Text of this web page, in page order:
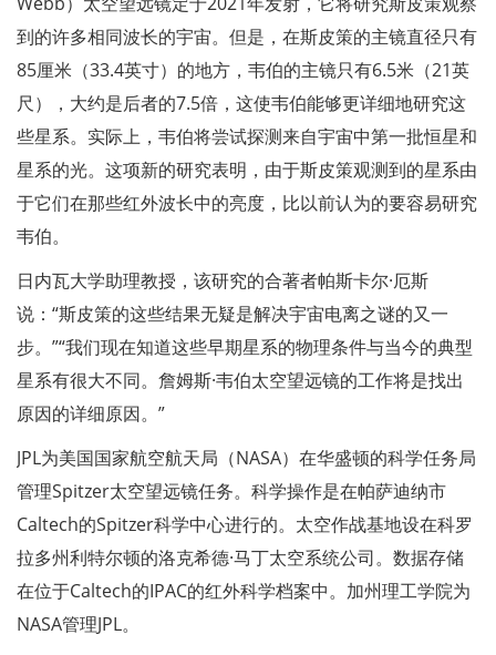
到的许多相同波长的宇宙。但是，在斯皮策的主镜直径只有
85厘米（33.4英寸）的地方，韦伯的主镜只有6.5米（21英
尺），大约是后者的7.5倍，这使韦伯能够更详细地研究这
些星系。实际上，韦伯将尝试探测来自宇宙中第一批恒星和
星系的光。这项新的研究表明，由于斯皮策观测到的星系由
于它们在那些红外波长中的亮度，比以前认为的要容易研究
韦伯。
日内瓦大学助理教授，该研究的合著者帕斯卡尔·厄斯
说：“斯皮策的这些结果无疑是解决宇宙电离之谜的又一
步。”“我们现在知道这些早期星系的物理条件与当今的典型
星系有很大不同。詹姆斯·韦伯太空望远镜的工作将是找出
原因的详细原因。”
JPL为美国国家航空航天局（NASA）在华盛顿的科学任务局
管理Spitzer太空望远镜任务。科学操作是在帕萨迪纳市
Caltech的Spitzer科学中心进行的。太空作战基地设在科罗
拉多州利特尔顿的洛克希德·马丁太空系统公司。数据存储
在位于Caltech的IPAC的红外科学档案中。加州理工学院为
NASA管理JPL。